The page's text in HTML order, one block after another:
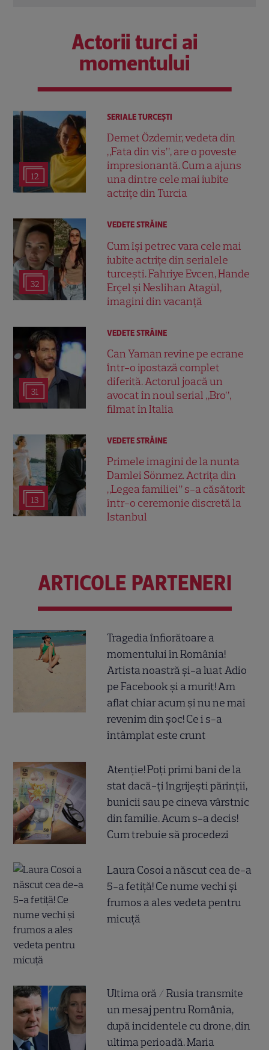
Actorii turci ai
momentului
12
SERIALE TURCEŞTI
Demet Özdemir, vedeta din
„Fata din vis”, are o poveste
impresionantă. Cum a ajuns
una dintre cele mai iubite
actrițe din Turcia
32
VEDETE STRĂINE
Cum își petrec vara cele mai
iubite actrițe din serialele
turcești. Fahriye Evcen, Hande
Erçel și Neslihan Atagül,
imagini din vacanță
31
VEDETE STRĂINE
Can Yaman revine pe ecrane
într-o ipostază complet
diferită. Actorul joacă un
avocat în noul serial „Bro”,
filmat în Italia
13
VEDETE STRĂINE
Primele imagini de la nunta
Damlei Sönmez. Actrița din
„Legea familiei” s-a căsătorit
într-o ceremonie discretă la
Istanbul
ARTICOLE PARTENERI
Tragedia înfiorătoare a
momentului în România!
Artista noastră și-a luat Adio
pe Facebook și a murit! Am
aflat chiar acum și nu ne mai
revenim din șoc! Ce i s-a
întâmplat este crunt
Atenție! Poți primi bani de la
stat dacă-ți îngrijești părinții,
bunicii sau pe cineva vârstnic
din familie. Acum s-a decis!
Cum trebuie să procedezi
Laura Cosoi a născut cea de-a
5-a fetiță! Ce nume vechi și
frumos a ales vedeta pentru
micuță
Ultima oră / Rusia transmite
un mesaj pentru România,
după incidentele cu drone, din
ultima perioadă. Maria